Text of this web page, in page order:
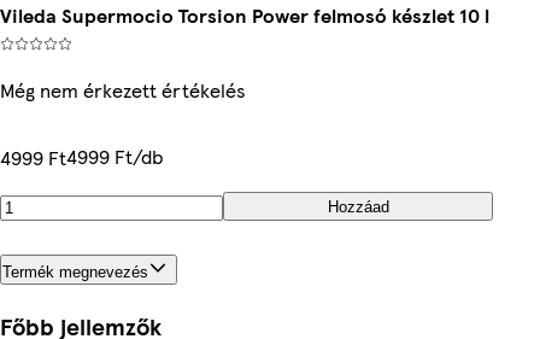
Vileda Supermocio Torsion Power felmosó készlet 10 l
Még nem érkezett értékelés
4999 Ft4999 Ft/db
Hozzáad
Termék megnevezés
Főbb jellemzők